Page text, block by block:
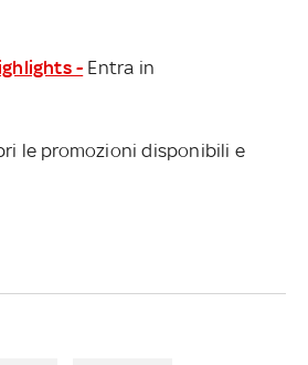
- Entra in
le promozioni disponibili e